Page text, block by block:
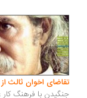
اخوان ثالث از رهبر
با فرهنگ کار عبثی